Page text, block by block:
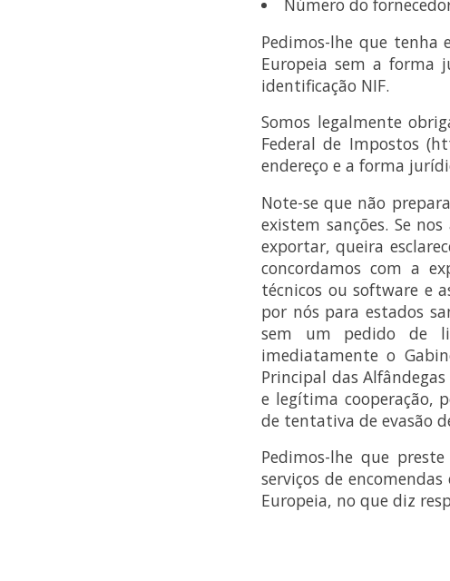
Número do
Pedimos-lhe que tenha
Europeia sem a forma
identificação NIF.
Somos legalmente
Federal de Impostos
endereço e a forma
Note-se que não
existem sanções. Se
exportar, queira
concordamos com a
técnicos ou software e
por nós para estados
sem um pedido de
imediatamente o
Principal das
e legítima cooperação,
de tentativa de evasão
Pedimos-lhe que
serviços de
Europeia, no que diz